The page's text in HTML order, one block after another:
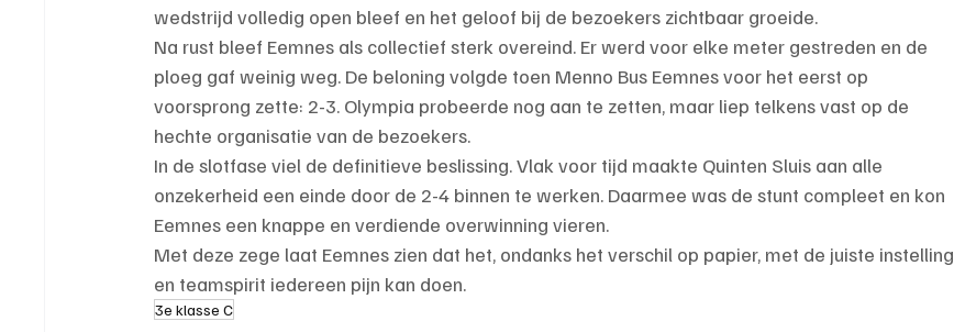
wedstrijd volledig open bleef en het geloof bij de bezoekers zichtbaar groeide.
Na rust bleef Eemnes als collectief sterk overeind. Er werd voor elke meter gestreden en de
ploeg gaf weinig weg. De beloning volgde toen Menno Bus Eemnes voor het eerst op
voorsprong zette: 2-3. Olympia probeerde nog aan te zetten, maar liep telkens vast op de
hechte organisatie van de bezoekers.
In de slotfase viel de definitieve beslissing. Vlak voor tijd maakte Quinten Sluis aan alle
onzekerheid een einde door de 2-4 binnen te werken. Daarmee was de stunt compleet en kon
Eemnes een knappe en verdiende overwinning vieren.
Met deze zege laat Eemnes zien dat het, ondanks het verschil op papier, met de juiste instelling
en teamspirit iedereen pijn kan doen.
3e klasse C